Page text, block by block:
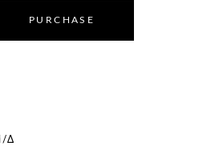
PURCHASE
Δ